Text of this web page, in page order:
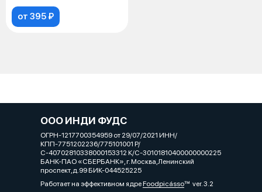
от 395 ₽
ООО ИНДИ ФУДС
ОГРН-1217700354959 от 29/07/2021 ИНН/
КПП-7751202236/775101001 Р/
С-40702810338000153312 К/С-30101810400000000225
БАНК-ПАО «СБЕРБАНК», г. Москва,Ленинский
проспект,д.99 БИК-044525225
Работает на эффективном ядреFoodpicássover. 3.2